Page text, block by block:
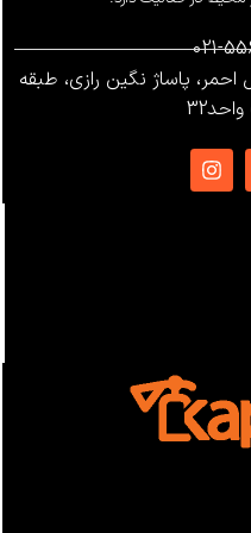
استاندارد
EN12841 ،EN341 ،ANSI Z359
،NFPA1983
ساخت
021-
احمر، پاساژ نگین رازی، طبقه